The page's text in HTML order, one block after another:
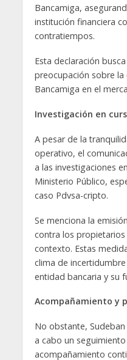
Bancamiga,
institución financiera
contratiempos.
Esta declaración
preocupación sobre
Bancamiga en el
Investigación en
A pesar de la
operativo, el
a las investigaciones
Ministerio Público,
caso Pdvsa-cripto.
Se menciona la
contra los
contexto. Estas
clima de
entidad bancaria y su
Acompañamiento y
No obstante,
a cabo un
acompañamiento